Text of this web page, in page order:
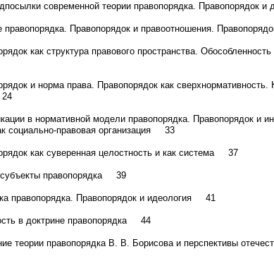
современной теории правопорядка. Правопорядок
правопорядка. Правопорядок и правоотношения.
как структура правового пространства.
и норма права. Правопорядок как
в нормативной модели правопорядка. Правопорядок и
социально-правовая организация 33
как суверенная целостность и как система 37
правопорядка 39
правопорядка. Правопорядок и идеология 41
в доктрине правопорядка 44
теории правопорядка В. В. Борисова и перспективы